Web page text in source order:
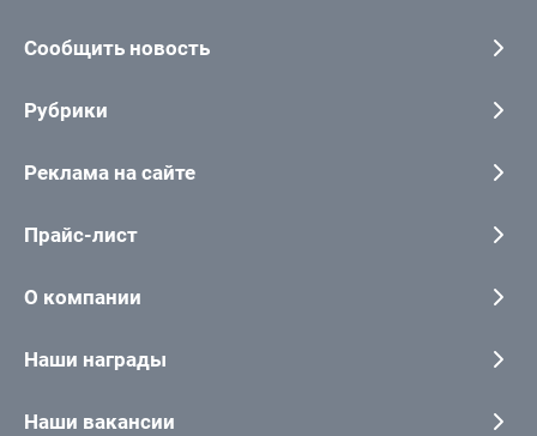
Сообщить новость
Рубрики
Реклама на сайте
Прайс-лист
О компании
Наши награды
Наши вакансии